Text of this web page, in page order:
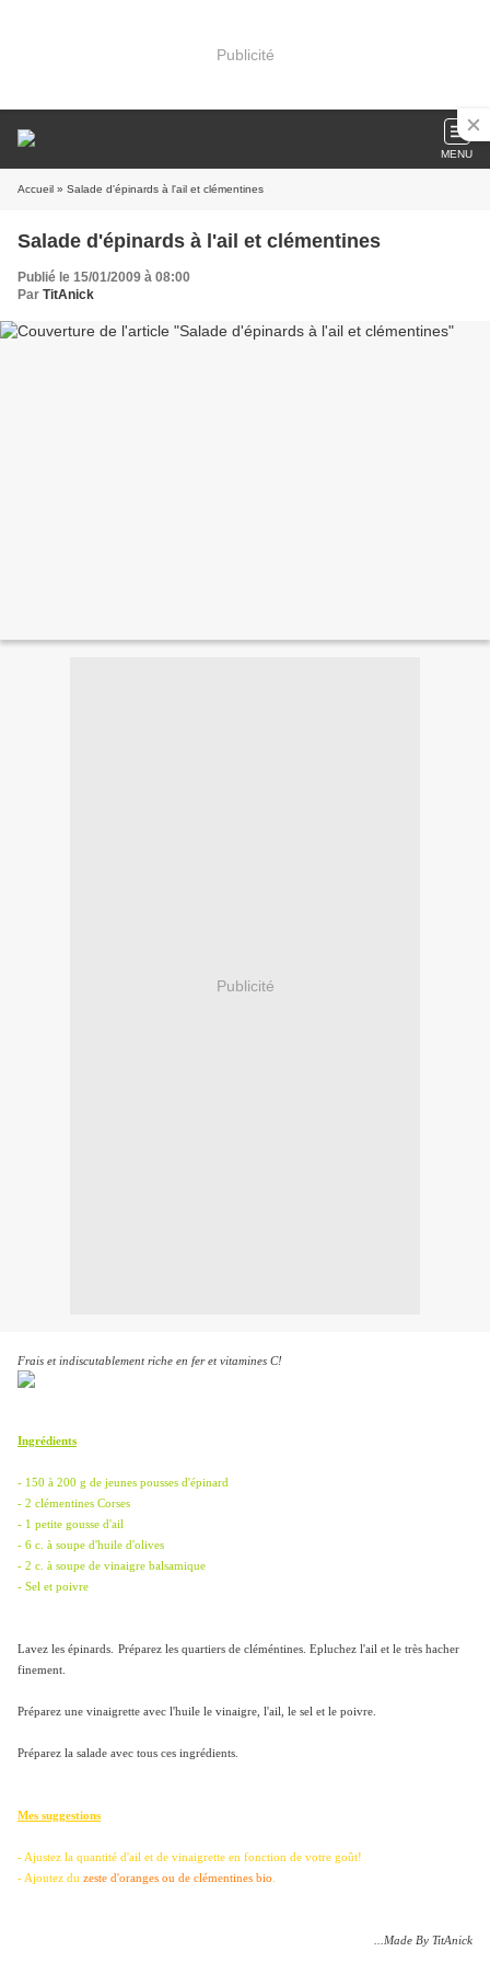
Publicité
MENU
Accueil » Salade d'épinards à l'ail et clémentines
Salade d'épinards à l'ail et clémentines
Publié le 15/01/2009 à 08:00
Par TitAnick
Publicité
Frais et indiscutablement riche en fer et vitamines C!
Ingrédients
- 150 à 200 g de jeunes pousses d'épinard
- 2 clémentines Corses
- 1 petite gousse d'ail
- 6 c. à soupe d'huile d'olives
- 2 c. à soupe de vinaigre balsamique
- Sel et poivre
Lavez les épinards.
Préparez les quartiers de cléméntines. Epluchez l'ail et le très hacher
finement.
Préparez une vinaigrette avec l'huile le vinaigre, l'ail, le sel et le poivre.
Préparez la salade avec tous ces ingrédients.
Mes suggestions
- Ajustez la quantité d'ail et de vinaigrette en fonction de votre goût!
- Ajoutez du zeste d'oranges ou de clémentines bio
...Made By TitAnick